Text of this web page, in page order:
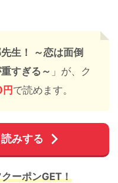
生！ ～恋は面倒
すぎる～ 」が、ク
で読めます。
みする
ーポンGET！